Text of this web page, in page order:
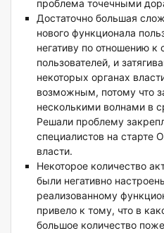
проблема точечными
Достаточно большая
нового функционала
негативу по отношению к
пользователей, и
некоторых органах
возможным, потому что
несколькими волнами в
Решали проблему
специалистов на старте
власти.
Некоторое количество
были негативно
реализованному
привело к тому, что в
большое количество